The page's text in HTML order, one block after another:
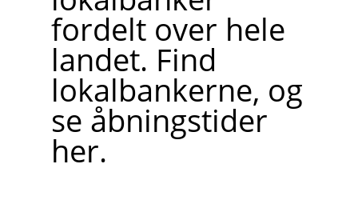
fordelt over hele
landet. Find
lokalbankerne, og
se åbningstider
her.